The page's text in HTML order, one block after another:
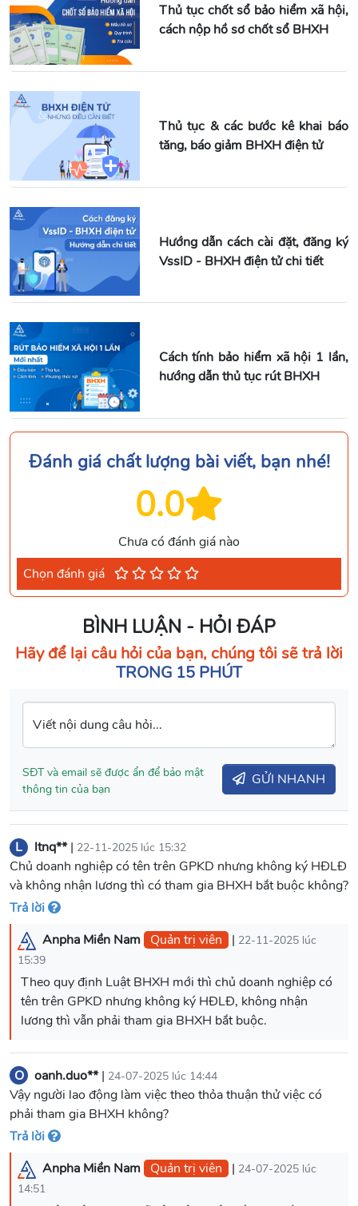
Thủ tục chốt sổ bảo hiểm xã hội,
cách nộp hồ sơ chốt sổ BHXH
Thủ tục & các bước kê khai báo
tăng, báo giảm BHXH điện tử
Hướng dẫn cách cài đặt, đăng ký
VssID - BHXH điện tử chi tiết
Cách tính bảo hiểm xã hội 1 lần,
hướng dẫn thủ tục rút BHXH
Đánh giá chất lượng bài viết, bạn nhé!
0.0
Chưa có đánh giá nào
Chọn đánh giá
BÌNH LUẬN - HỎI ĐÁP
Hãy để lại câu hỏi của bạn, chúng tôi sẽ trả lời
TRONG 15 PHÚT
Viết nội dung câu hỏi...
SĐT và email sẽ được ẩn để bảo mật
thông tin của bạn
GỬI NHANH
L ltnq**| 22-11-2025 lúc 15:32
Chủ doanh nghiệp có tên trên GPKD nhưng không ký HĐLĐ
và không nhận lương thì có tham gia BHXH bắt buộc không?
Trả lời
Anpha Miền Nam Quản trị viên | 22-11-2025 lúc
15:39
Theo quy định Luật BHXH mới thì chủ doanh nghiệp có
tên trên GPKD nhưng không ký HĐLĐ, không nhận
lương thì vẫn phải tham gia BHXH bắt buộc.
O oanh.duo**| 24-07-2025 lúc 14:44
Vậy người lao động làm việc theo thỏa thuận thử việc có
phải tham gia BHXH không?
Trả lời
Anpha Miền Nam Quản trị viên | 24-07-2025 lúc
14:51